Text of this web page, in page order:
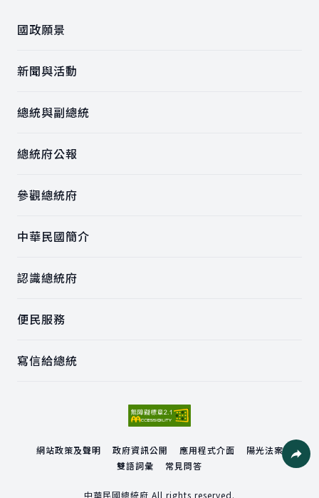
國政願景
新聞與活動
總統與副總統
總統府公報
參觀總統府
中華民國簡介
認識總統府
便民服務
寫信給總統
網站政策及聲明 政府資訊公開 應用程式介面
陽光法案
雙語詞彙
常見問答
中華民國總統府 All rights reserved.